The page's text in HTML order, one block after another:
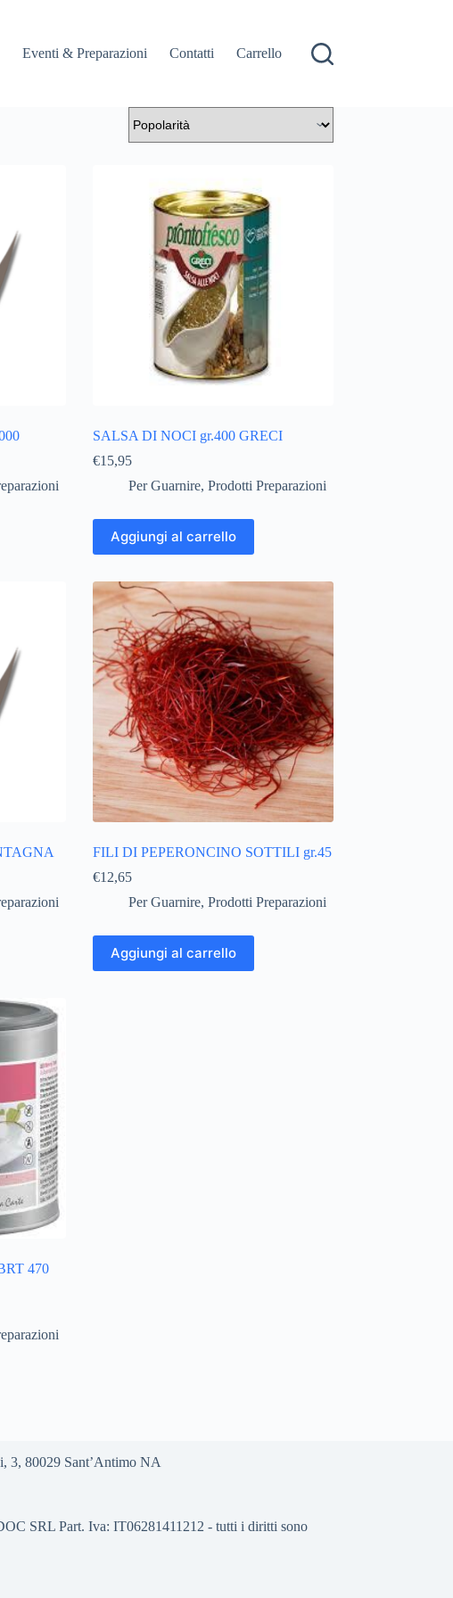
Eventi & Preparazioni Contatti Carrello
SALSA DI NOCI gr.400 GRECI
€15,95
Per Guarnire, Prodotti Preparazioni
Aggiungi al carrello
FILI DI PEPERONCINO SOTTILI gr.45
€12,65
Per Guarnire, Prodotti Preparazioni
Aggiungi al carrello
470
3, 80029 Sant’Antimo NA
SRL Part. Iva: IT06281411212 - tutti i diritti sono